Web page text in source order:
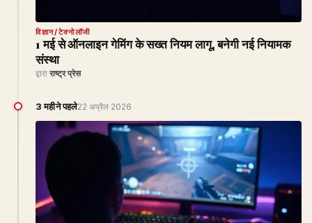
विज्ञान/टेक्नोलॉजी
1 मई से ऑनलाइन गेमिंग के सख्त नियम लागू, बनेगी नई नियामक
संस्था
द्वारा राष्ट्र प्रेस
3 महीने पहले22 अप्रैल 2026